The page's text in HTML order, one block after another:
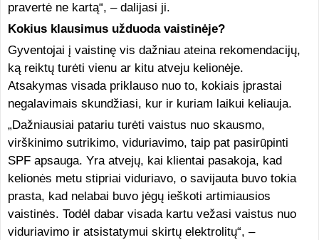
pravertė ne kartą“, – dalijasi ji.
Kokius klausimus užduoda vaistinėje?
Gyventojai į vaistinę vis dažniau ateina rekomendacijų,
ką reiktų turėti vienu ar kitu atveju kelionėje.
Atsakymas visada priklauso nuo to, kokiais įprastai
negalavimais skundžiasi, kur ir kuriam laikui keliauja.
„Dažniausiai patariu turėti vaistus nuo skausmo,
virškinimo sutrikimo, viduriavimo, taip pat pasirūpinti
SPF apsauga. Yra atvejų, kai klientai pasakoja, kad
kelionės metu stipriai viduriavo, o savijauta buvo tokia
prasta, kad nelabai buvo jėgų ieškoti artimiausios
vaistinės. Todėl dabar visada kartu vežasi vaistus nuo
viduriavimo ir atsistatymui skirtų elektrolitų“, –